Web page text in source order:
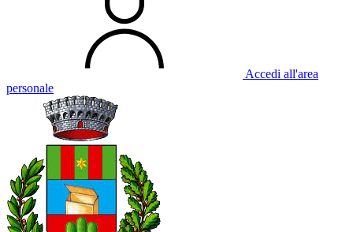
Accedi all'area
personale